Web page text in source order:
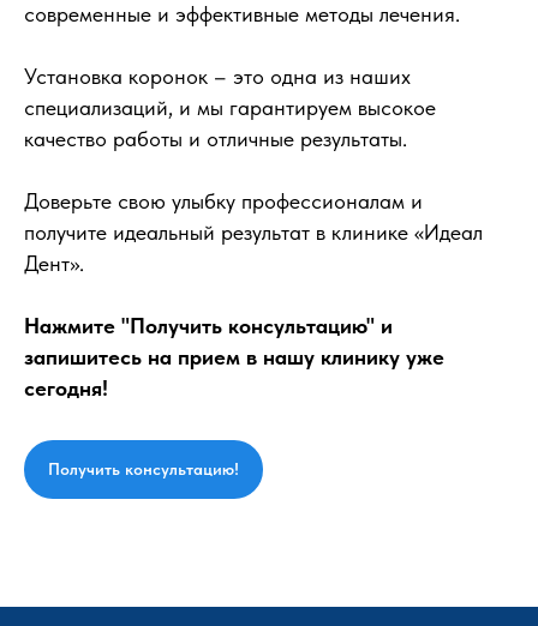
современные и эффективные методы лечения.
Установка коронок – это одна из наших
специализаций, и мы гарантируем высокое
качество работы и отличные результаты.
Доверьте свою улыбку профессионалам и
получите идеальный результат в клинике «Идеал
Дент».
Нажмите "Получить консультацию" и
запишитесь на прием в нашу клинику уже
сегодня!
Получить консультацию!